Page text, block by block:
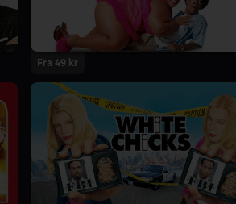
Fra 49 kr